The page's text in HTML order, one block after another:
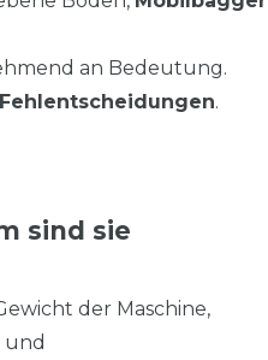
an Bedeutung.
.
sind sie
der Maschine,
und